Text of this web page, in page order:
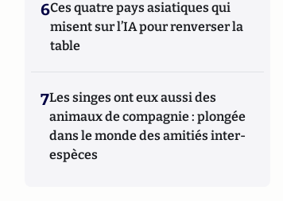
6Ces quatre pays asiatiques qui
misent sur l’IA pour renverser la
table
7Les singes ont eux aussi des
animaux de compagnie : plongée
dans le monde des amitiés inter-
espèces